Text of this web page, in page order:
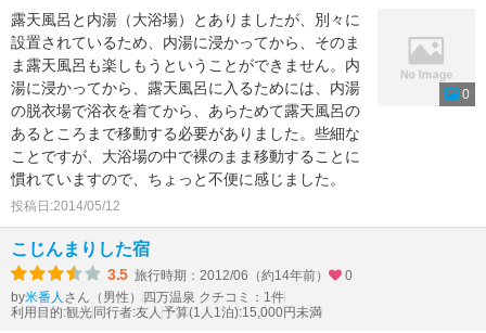
露天風呂と内湯（大浴場）とありましたが、別々に
設置されているため、内湯に浸かってから、そのま
ま露天風呂も楽しもうということができません。内
湯に浸かってから、露天風呂に入るためには、内湯
の脱衣場で浴衣を着てから、あらためて露天風呂の
あるところまで移動する必要がありました。些細な
ことですが、大浴場の中で裸のまま移動することに
慣れていますので、ちょっと不便に感じました。
投稿日:2014/05/12
0
こじんまりした宿
3.5 旅行時期：2012/06（約14年前）
0
by米番人 さん（男性）
四万温泉 クチコミ：1件
利用目的:観光 同行者:友人 予算(1人1泊):15,000円未満